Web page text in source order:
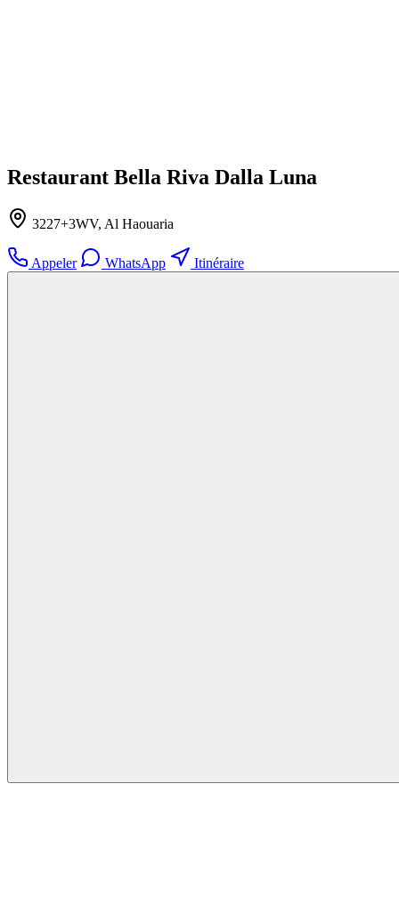
Restaurant Bella Riva Dalla Luna
3227+3WV, Al Haouaria
Appeler WhatsApp Itinéraire